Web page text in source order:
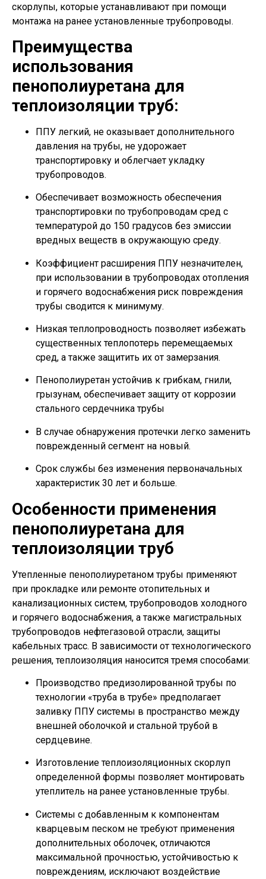
скорлупы, которые устанавливают при помощи
монтажа на ранее установленные трубопроводы.
Преимущества
использования
пенополиуретана для
теплоизоляции труб:
ППУ легкий, не оказывает дополнительного
давления на трубы, не удорожает
транспортировку и облегчает укладку
трубопроводов.
Обеспечивает возможность обеспечения
транспортировки по трубопроводам сред с
температурой до 150 градусов без эмиссии
вредных веществ в окружающую среду.
Коэффициент расширения ППУ незначителен,
при использовании в трубопроводах отопления
и горячего водоснабжения риск повреждения
трубы сводится к минимуму.
Низкая теплопроводность позволяет избежать
существенных теплопотерь перемещаемых
сред, а также защитить их от замерзания.
Пенополиуретан устойчив к грибкам, гнили,
грызунам, обеспечивает защиту от коррозии
стального сердечника трубы
В случае обнаружения протечки легко заменить
поврежденный сегмент на новый.
Срок службы без изменения первоначальных
характеристик 30 лет и больше.
Особенности применения
пенополиуретана для
теплоизоляции труб
Утепленные пенополиуретаном трубы применяют
при прокладке или ремонте отопительных и
канализационных систем, трубопроводов холодного
и горячего водоснабжения, а также магистральных
трубопроводов нефтегазовой отрасли, защиты
кабельных трасс. В зависимости от технологического
решения, теплоизоляция наносится тремя способами:
Производство предизолированной трубы по
технологии «труба в трубе» предполагает
заливку ППУ системы в пространство между
внешней оболочкой и стальной трубой в
сердцевине.
Изготовление теплоизоляционных скорлуп
определенной формы позволяет монтировать
утеплитель на ранее установленные трубы.
Системы с добавленным к компонентам
кварцевым песком не требуют применения
дополнительных оболочек, отличаются
максимальной прочностью, устойчивостью к
повреждениям, исключают воздействие